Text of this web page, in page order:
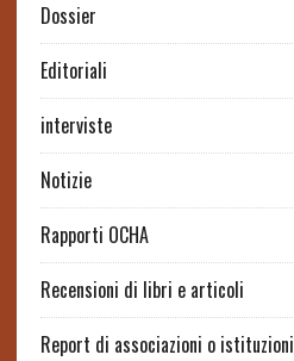
Dossier
Editoriali
interviste
Notizie
Rapporti OCHA
Recensioni di libri e articoli
Report di associazioni o istituzioni